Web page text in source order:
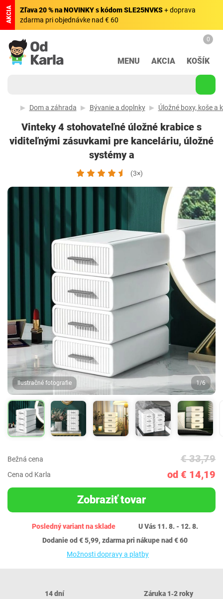
AKCIA Zľava 20 % na NOVINKY s kódom SLE25NVKS+ doprava
zdarma pri objednávke nad € 60
MENU AKCIA
0
KOŠÍK
Dom a záhrada Bývanie a doplnky Úložné boxy, koše a
Vinteky 4 stohovateľné úložné krabice s
viditeľnými zásuvkami pre kanceláriu, úložné
systémy a
(3×)
Ilustračné fotografie 1/6
Bežná cena € 33,79
Cena od Karla od € 14,19
Zobraziť tovar
Posledný variant na sklade
U Vás 11. 8. - 12. 8.
Dodanie od € 5,99, zdarma pri nákupe nad € 60
Možnosti dopravy a platby
14 dní
Záruka 1‐2 roky